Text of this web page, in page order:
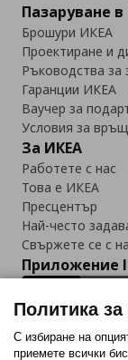
Пазаруване
Брошури ИКЕА
Проектиране и
Ръководства за
Гаранции ИКЕА
Ваучер за
Условия за
За ИКЕА
Работете с нас
Това е ИКЕА
Пресцентър
Най-често
Свържете се с
Приложение
Политика
С избиране на
приемете всички